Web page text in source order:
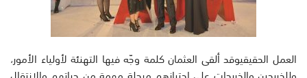
العمل الحقيقيوقد ألقى العثمان كلمة وجّه فيها التهنئة لأولياء الأمور،